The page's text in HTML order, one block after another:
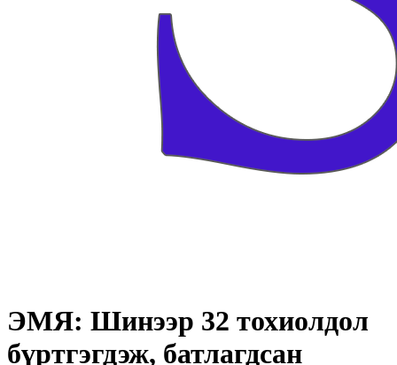
ЭМЯ: Шинээр 32 тохиолдол
бүртгэгдэж, батлагдсан